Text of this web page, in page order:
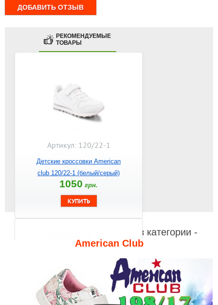
РЕКОМЕНДУЕМЫЕ
ТОВАРЫ
Артикул: 120/22-1
Детские кроссовки American
club 120/22-1 (белый/серый)
1050 грн.
Видео к другим товарам из категории -
American Club